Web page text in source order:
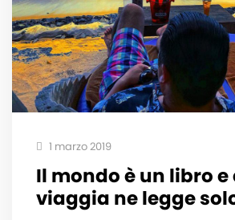
1 marzo 2019
️Il mondo è un libro
viaggia ne legge